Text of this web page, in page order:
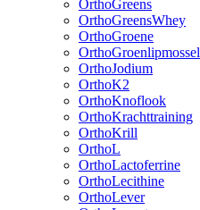
OrthoGreens
OrthoGreensWhey
OrthoGroene
OrthoGroenlipmossel
OrthoJodium
OrthoK2
OrthoKnoflook
OrthoKrachttraining
OrthoKrill
OrthoL
OrthoLactoferrine
OrthoLecithine
OrthoLever